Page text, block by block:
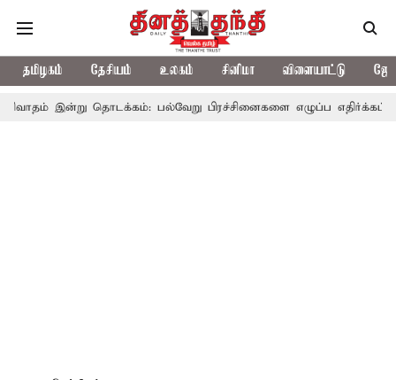
தமிழகம் தேசியம் உலகம் சினிமா விளையாட்டு
தொடக்கம்: பல்வேறு பிரச்சினைகளை எழுப்ப எதிர்க்கட்சிகள் திட்டம்